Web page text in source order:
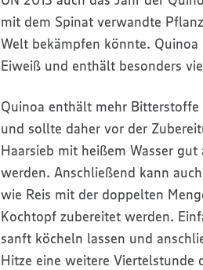
mit dem Spinat verwandte
Welt bekämpfen könnte. Quinoa
Eiweiß und enthält besonders
Quinoa enthält mehr Bitterstoffe
und sollte daher vor der
Haarsieb mit heißem Wasser gut
werden. Anschließend kann
wie Reis mit der doppelten
Kochtopf zubereitet werden.
sanft köcheln lassen und
Hitze eine weitere Viertelstunde